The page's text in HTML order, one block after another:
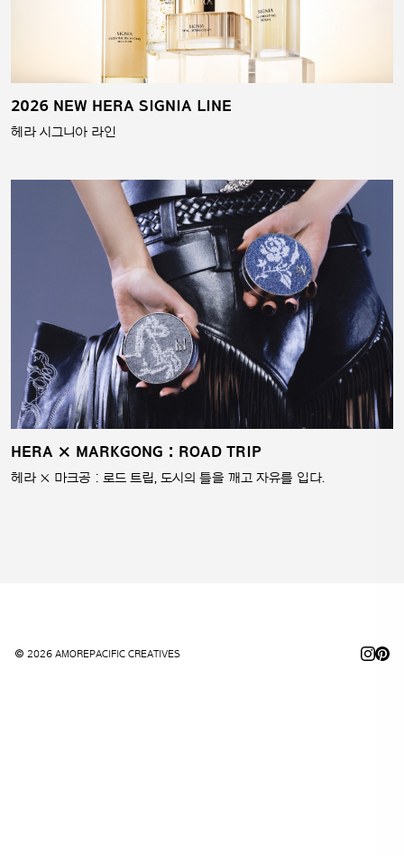
2026 NEW HERA SIGNIA LINE
헤라 시그니아 라인
HERA × MARKGONG : ROAD TRIP
헤라 × 마크공 : 로드 트립, 도시의 틀을 깨고 자유를 입다.
© 2026 AMOREPACIFIC CREATIVES